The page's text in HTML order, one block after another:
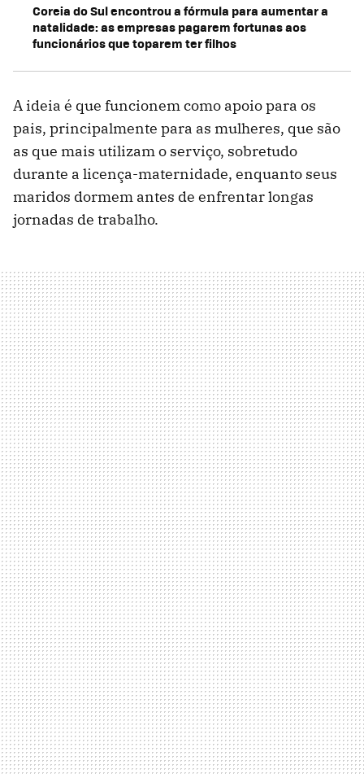
Coreia do Sul encontrou a fórmula para aumentar a
natalidade: as empresas pagarem fortunas aos
funcionários que toparem ter filhos
A ideia é que funcionem como apoio para os
pais, principalmente para as mulheres, que são
as que mais utilizam o serviço, sobretudo
durante a licença-maternidade, enquanto seus
maridos dormem antes de enfrentar longas
jornadas de trabalho.